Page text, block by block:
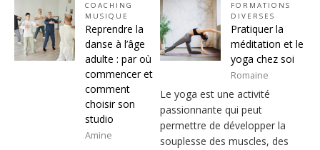
COACHING
MUSIQUE
Reprendre la
danse à l’âge
adulte : par où
commencer et
comment
choisir son
studio
Amine
FORMATIONS
DIVERSES
Pratiquer la
méditation et le
yoga chez soi
Romaine
Le yoga est une activité
passionnante qui peut
permettre de développer la
souplesse des muscles, des